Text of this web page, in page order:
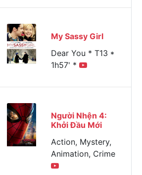
2025hôm nay 17/06/202518/06/2025
My Sassy Girl
Dear You * T13 *
1h57' *
Người Nhện 4:
Khởi Đầu Mới
Action, Mystery,
Animation, Crime